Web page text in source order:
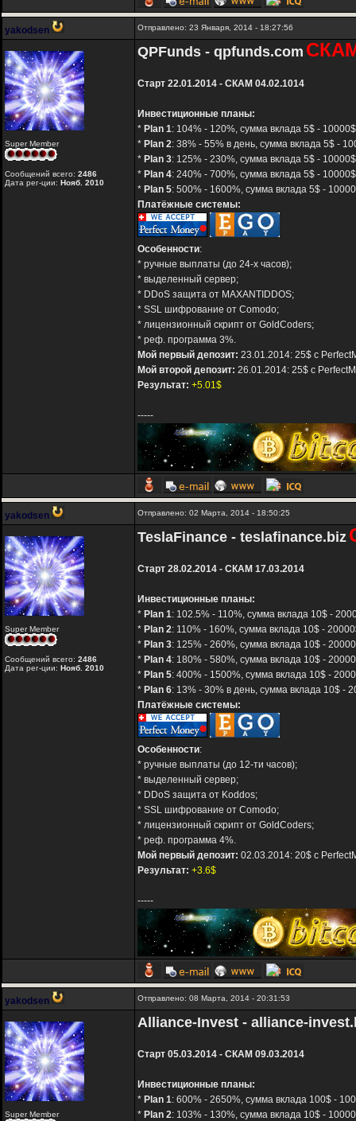
yakodsen Отправлено: 23 Января, 2014 - 18:27:56
Super Member
Сообщений всего: 2486
Дата рег-ции: Нояб. 2010
QPFunds - qpfunds.com
Старт 22.01.2014 - СКАМ 04.02.1014
Инвестиционные планы:
* Plan 1: 104% - 120%, сумма вклада 5$ -
* Plan 2: 38% - 55% в день, сумма вклада 5$ -
* Plan 3: 125% - 230%, сумма вклада 5$ -
* Plan 4: 240% - 700%, сумма вклада 5$ -
* Plan 5: 500% - 1600%, сумма вклада 5$ -
Платёжные системы:
Особенности:
* ручные выплаты (до 24-х часов);
* выделенный сервер;
* DDoS защита от MAXANTIDDOS;
* SSL шифрование от Comodo;
* лицензионный скрипт от GoldCoders;
* реф. программа 3%.
Мой первый депозит: 23.01.2014: 25$ с
Мой второй депозит: 26.01.2014: 25$ с
Результат: +5.01$
-----
yakodsen Отправлено: 02 Марта, 2014 - 18:50:25
Super Member
Сообщений всего: 2486
Дата рег-ции: Нояб. 2010
TeslaFinance - teslafinance.biz
Старт 28.02.2014 - СКАМ 17.03.2014
Инвестиционные планы:
* Plan 1: 102.5% - 110%, сумма вклада 10$ -
* Plan 2: 110% - 160%, сумма вклада 10$ -
* Plan 3: 125% - 260%, сумма вклада 10$ -
* Plan 4: 180% - 580%, сумма вклада 10$ -
* Plan 5: 400% - 1500%, сумма вклада 10$ -
* Plan 6: 13% - 30% в день, сумма вклада 10$ -
Платёжные системы:
Особенности:
* ручные выплаты (до 12-ти часов);
* выделенный сервер;
* DDoS защита от Koddos;
* SSL шифрование от Comodo;
* лицензионный скрипт от GoldCoders;
* реф. программа 4%.
Мой первый депозит: 02.03.2014: 20$ с
Результат: +3.6$
-----
yakodsen Отправлено: 08 Марта, 2014 - 20:31:53
Super Member
Alliance-Invest - alliance-
Старт 05.03.2014 - СКАМ 09.03.2014
Инвестиционные планы:
* Plan 1: 600% - 2650%, сумма вклада 100$ -
* Plan 2: 103% - 130%, сумма вклада 10$ -